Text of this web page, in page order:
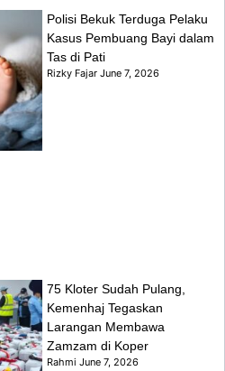
Polisi Bekuk Terduga Pelaku
Kasus Pembuang Bayi dalam
Tas di Pati
Rizky FajarJune 7, 2026
75 Kloter Sudah Pulang,
Kemenhaj Tegaskan
Larangan Membawa
Zamzam di Koper
RahmiJune 7, 2026